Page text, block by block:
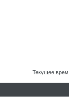
Текущее